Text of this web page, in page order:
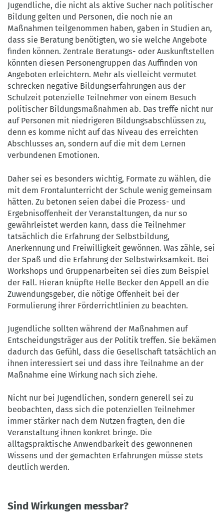
Jugendliche, die nicht als aktive Sucher nach politischer
Bildung gelten und Personen, die noch nie an
Maßnahmen teilgenommen haben, gaben in Studien an,
dass sie Beratung benötigten, wo sie welche Angebote
finden können. Zentrale Beratungs- oder Auskunftstellen
könnten diesen Personengruppen das Auffinden von
Angeboten erleichtern. Mehr als vielleicht vermutet
schrecken negative Bildungserfahrungen aus der
Schulzeit potenzielle Teilnehmer von einem Besuch
politischer Bildungsmaßnahmen ab. Das treffe nicht nur
auf Personen mit niedrigeren Bildungsabschlüssen zu,
denn es komme nicht auf das Niveau des erreichten
Abschlusses an, sondern auf die mit dem Lernen
verbundenen Emotionen.
Daher sei es besonders wichtig, Formate zu wählen, die
mit dem Frontalunterricht der Schule wenig gemeinsam
hätten. Zu betonen seien dabei die Prozess- und
Ergebnisoffenheit der Veranstaltungen, da nur so
gewährleistet werden kann, dass die Teilnehmer
tatsächlich die Erfahrung der Selbstbildung,
Anerkennung und Freiwilligkeit gewönnen. Was zähle, sei
der Spaß und die Erfahrung der Selbstwirksamkeit. Bei
Workshops und Gruppenarbeiten sei dies zum Beispiel
der Fall. Hieran knüpfte Helle Becker den Appell an die
Zuwendungsgeber, die nötige Offenheit bei der
Formulierung ihrer Förderrichtlinien zu beachten.
Jugendliche sollten während der Maßnahmen auf
Entscheidungsträger aus der Politik treffen. Sie bekämen
dadurch das Gefühl, dass die Gesellschaft tatsächlich an
ihnen interessiert sei und dass ihre Teilnahme an der
Maßnahme eine Wirkung nach sich ziehe.
Nicht nur bei Jugendlichen, sondern generell sei zu
beobachten, dass sich die potenziellen Teilnehmer
immer stärker nach dem Nutzen fragten, den die
Veranstaltung ihnen konkret bringe. Die
alltagspraktische Anwendbarkeit des gewonnenen
Wissens und der gemachten Erfahrungen müsse stets
deutlich werden.
Sind Wirkungen messbar?